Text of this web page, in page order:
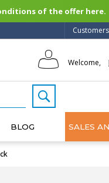
of the offer here.
Welcome,
BLOG SALES